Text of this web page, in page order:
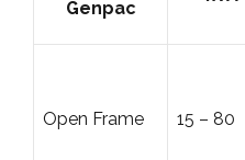
Genpac
Open Frame 15 – 80